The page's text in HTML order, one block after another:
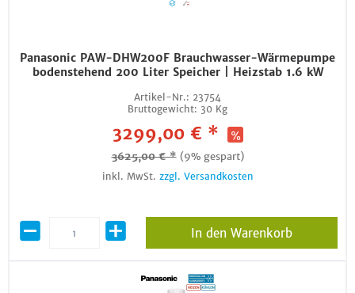
Panasonic PAW-DHW200F Brauchwasser-Wärmepumpe
bodenstehend 200 Liter Speicher | Heizstab 1.6 kW
Artikel-Nr.: 23754
Bruttogewicht: 30 Kg
3299,00 € *
3625,00 € * (9% gespart)
inkl. MwSt. zzgl. Versandkosten
In den Warenkorb